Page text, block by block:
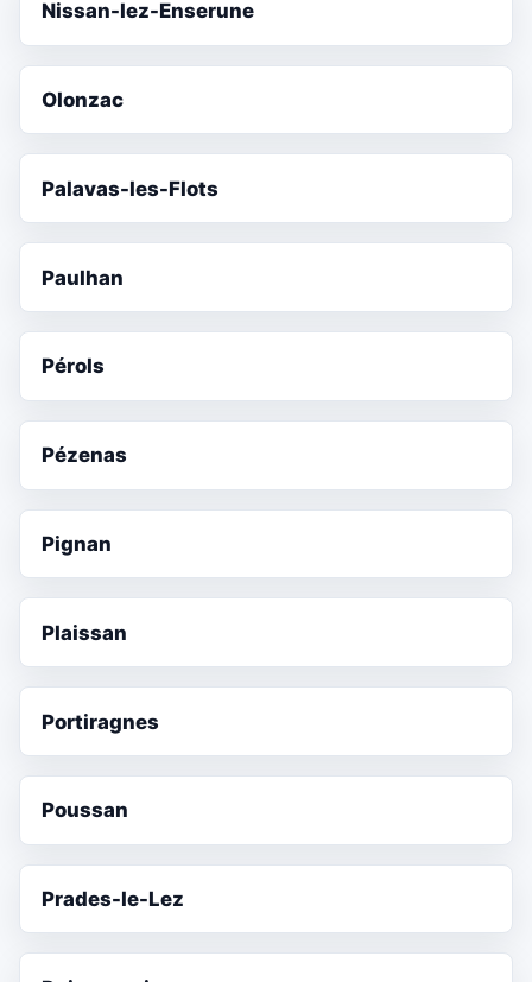
Nissan-lez-Enserune
Olonzac
Palavas-les-Flots
Paulhan
Pérols
Pézenas
Pignan
Plaissan
Portiragnes
Poussan
Prades-le-Lez